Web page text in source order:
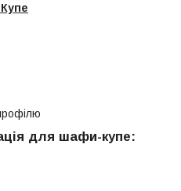
для шафи-купе: